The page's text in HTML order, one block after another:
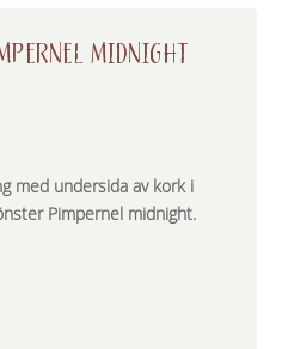
MIDNIGHT
med undersida av kork i
Pimpernel midnight.